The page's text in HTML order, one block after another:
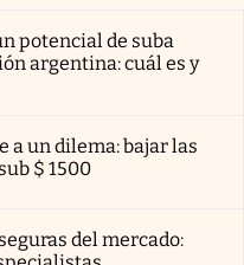
potencial de suba
argentina: cuál es y
a un dilema: bajar las
$ 1500
del mercado: